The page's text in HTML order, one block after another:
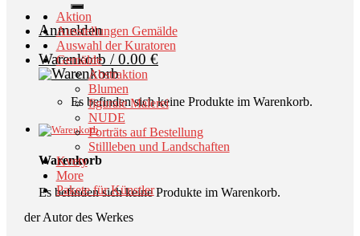
Anmelden
Warenkorb /0.00 €
Es befinden sich keine Produkte im Warenkorb.
Warenkorb
Es befinden sich keine Produkte im Warenkorb.
Aktion
Ausstellungen Gemälde
Auswahl der Kuratoren
Gemälde
Abstraktion
Blumen
figurale Malerei
NUDE
Porträts auf Bestellung
Stillleben und Landschaften
Kvety
More
Pakete für Künstler
der Autor des Werkes